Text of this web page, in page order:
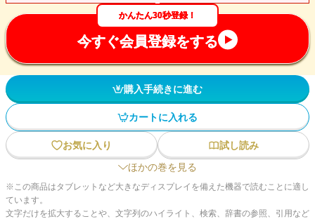
かんたん30秒登録！
今すぐ会員登録をする
購入手続きに進む
カートに入れる
お気に入り
試し読み
ほかの巻を見る
※この商品はタブレットなど大きなディスプレイを備えた機器で読むことに適し
ています。
文字だけを拡大することや、文字列のハイライト、検索、辞書の参照、引用など